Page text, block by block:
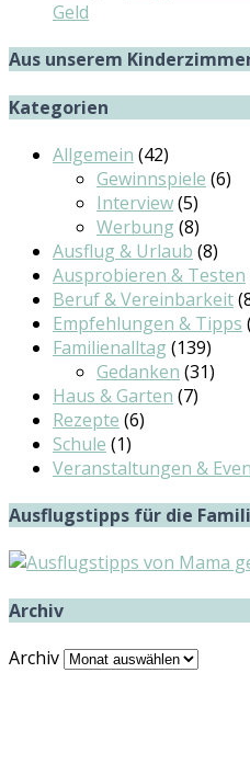
Geld
Aus unserem
Kategorien
Allgemein (42)
Gewinnspiele (6)
Interview(5)
Werbung (8)
Ausflug & Urlaub (8)
Ausprobieren & Testen
Beruf & Vereinbarkeit
Empfehlungen & Tipps
Familienalltag (139)
Gedanken (31)
Haus & Garten (7)
Rezepte (6)
Schule (1)
Veranstaltungen &
Ausflugstipps für die
Archiv
Archiv